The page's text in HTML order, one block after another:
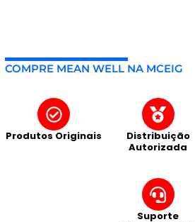
COMPRE MEAN WELL NA MCEIG
Produtos Originais
Distribuição
Autorizada
Suporte